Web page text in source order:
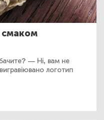
смаком
— Ні, вам не
логотип